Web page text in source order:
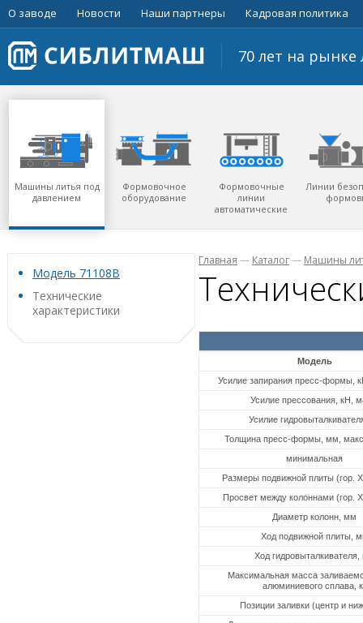
О заводе Новости Наши партнеры Кадровая политика
70 лет на
Машины литья под
давлением
Формовочное
оборудование
Формовочные
линии
автоматические
Линии
Модель 71108B
Технические
характеристики
Главная — Каталог— Машины
Модель
Усилие запирания пресс-формы,
Усилие прессования, кН,
Усилие
Толщина пресс-формы, мм,
минимальная
Размеры подвижной плиты (гор.
Просвет между колоннами (гор.
Диаметр колонн, мм
Ход подвижной плиты,
Ход
Максимальная масса
алюминиевого сплава,
Позиции заливки (центр и